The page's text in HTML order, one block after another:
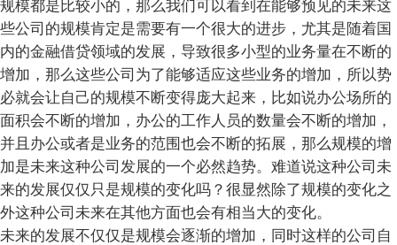
规模都是比较小的，那么我们可以看到在能够预见的未来这
些公司的规模肯定是需要有一个很大的进步，尤其是随着国
内的金融借贷领域的发展，导致很多小型的业务量在不断的
增加，那么这些公司为了能够适应这些业务的增加，所以势
必就会让自己的规模不断变得庞大起来，比如说办公场所的
面积会不断的增加，办公的工作人员的数量会不断的增加，
并且办公或者是业务的范围也会不断的拓展，那么规模的增
加是未来这种公司发展的一个必然趋势。难道说这种公司未
来的发展仅仅只是规模的变化吗？很显然除了规模的变化之
外这种公司未来在其他方面也会有相当大的变化。
未来的发展不仅仅是规模会逐渐的增加，同时这样的公司自